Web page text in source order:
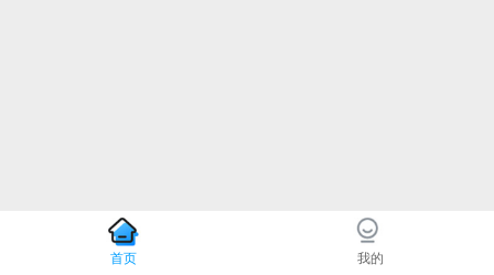
首页 我的